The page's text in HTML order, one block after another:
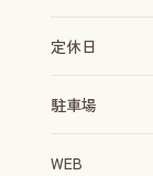
定休日
駐車場
WEB